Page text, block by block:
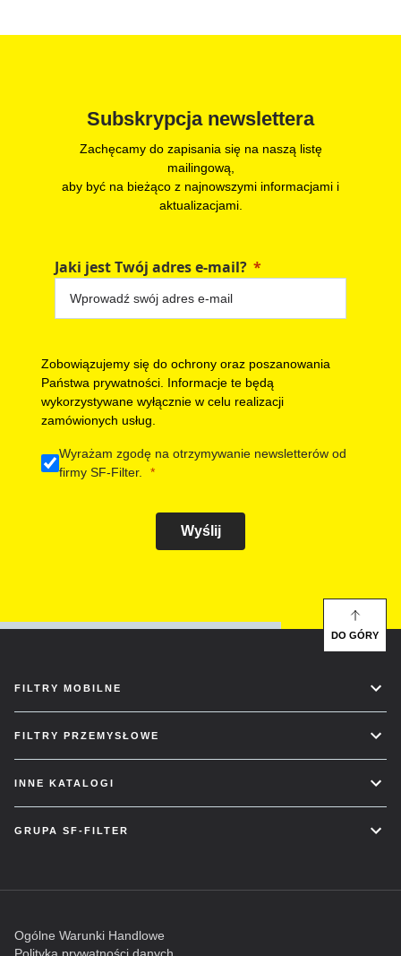
Subskrypcja newslettera
Zachęcamy do zapisania się na naszą listę
mailingową,
aby być na bieżąco z najnowszymi informacjami i
aktualizacjami.
Jaki jest Twój adres e-mail?
Zobowiązujemy się do ochrony oraz poszanowania
Państwa prywatności. Informacje te będą
wykorzystywane wyłącznie w celu realizacji
zamówionych usług.
Wyrażam zgodę na otrzymywanie newsletterów od
firmy SF-Filter.
Wyślij
FILTRY MOBILNE
FILTRY PRZEMYSŁOWE
INNE KATALOGI
GRUPA SF-FILTER
Ogólne Warunki Handlowe
DO GÓRY